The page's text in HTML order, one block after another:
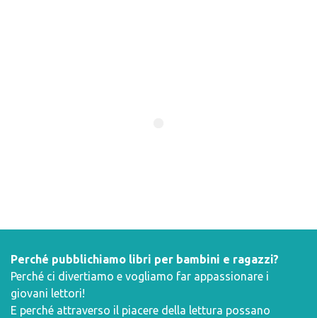
Perché pubblichiamo libri per bambini e ragazzi?
Perché ci divertiamo e vogliamo far appassionare i
giovani lettori!
E perché attraverso il piacere della lettura possano